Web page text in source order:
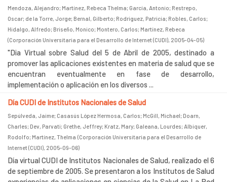
Mendoza, Alejandro; Martínez, Rebeca Thelma; García, Antonio; Restrepo,
Oscar; de la Torre, Jorge; Bernal, Gilberto; Rodríguez, Patricia; Robles, Carlos;
Hidalgo, Alfredo; Briseño, Monico; Montero, Carlos; Martínez, Rebeca
(Corporación Universitaria para el Desarrollo de Internet (CUDI), 2005-04-05)
"Dia Virtual sobre Salud del 5 de Abril de 2005, destinado a
promover las aplicaciones existentes en materia de salud que se
encuentran eventualmente en fase de desarrollo,
implementación o aplicación en los diversos ...
Día CUDI de Institutos Nacionales de Salud
Sepúlveda, Jaime; Casasús López Hermosa, Carlos; McGill, Michael; Doarn,
Charles; Dev, Parvati; Grethe, Jeffrey; Kratz, Mary; Galeana, Lourdes; Albiquer,
Rodolfo; Martínez, Thelma (Corporación Universitaria para el Desarrollo de
Internet (CUDI), 2005-09-06)
Día virtual CUDI de Institutos Nacionales de Salud, realizado el 6
de septiembre de 2005. Se presentaron a los Institutos de Salud